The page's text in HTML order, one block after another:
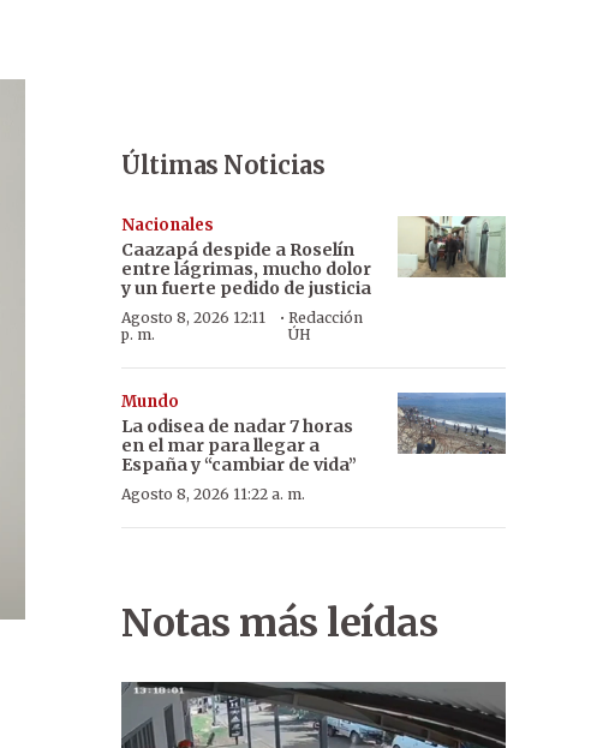
Últimas Noticias
Nacionales
Caazapá despide a Roselín
entre lágrimas, mucho dolor
y un fuerte pedido de justicia
Agosto 8, 2026 12:11
p. m.
· Redacción
ÚH
Mundo
La odisea de nadar 7 horas
en el mar para llegar a
España y “cambiar de vida”
Agosto 8, 2026 11:22 a. m.
Notas más leídas